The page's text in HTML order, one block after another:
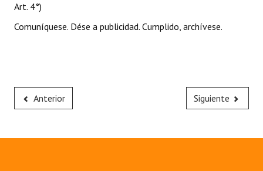
Art. 4°)
Comuníquese. Dése a publicidad. Cumplido, archívese.
Anterior Siguiente